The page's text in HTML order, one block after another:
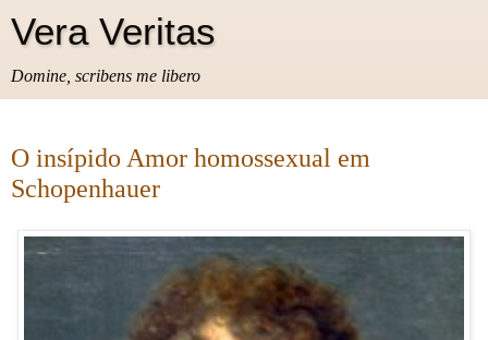
Vera Veritas
Domine, scribens me libero
O insípido Amor homossexual em
Schopenhauer